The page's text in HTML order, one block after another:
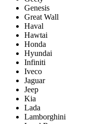
Genesis
Great Wall
Haval
Hawtai
Honda
Hyundai
Infiniti
Iveco
Jaguar
Jeep
Kia
Lada
Lamborghini